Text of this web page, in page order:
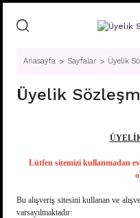
Anasayfa Sayfalar Üyelik
Üyelik
Lütfen sitemizi kullanmadan
Bu alışveriş sitesini kullanan ve
varsayılmaktadır: